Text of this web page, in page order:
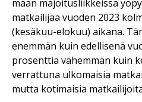
maan majoitusliikkeissä
matkailijaa vuoden 2023
(kesäkuu-elokuu) aikana.
enemmän kuin edellisenä
prosenttia vähemmän kuin
verrattuna ulkomaisia
mutta kotimaisia